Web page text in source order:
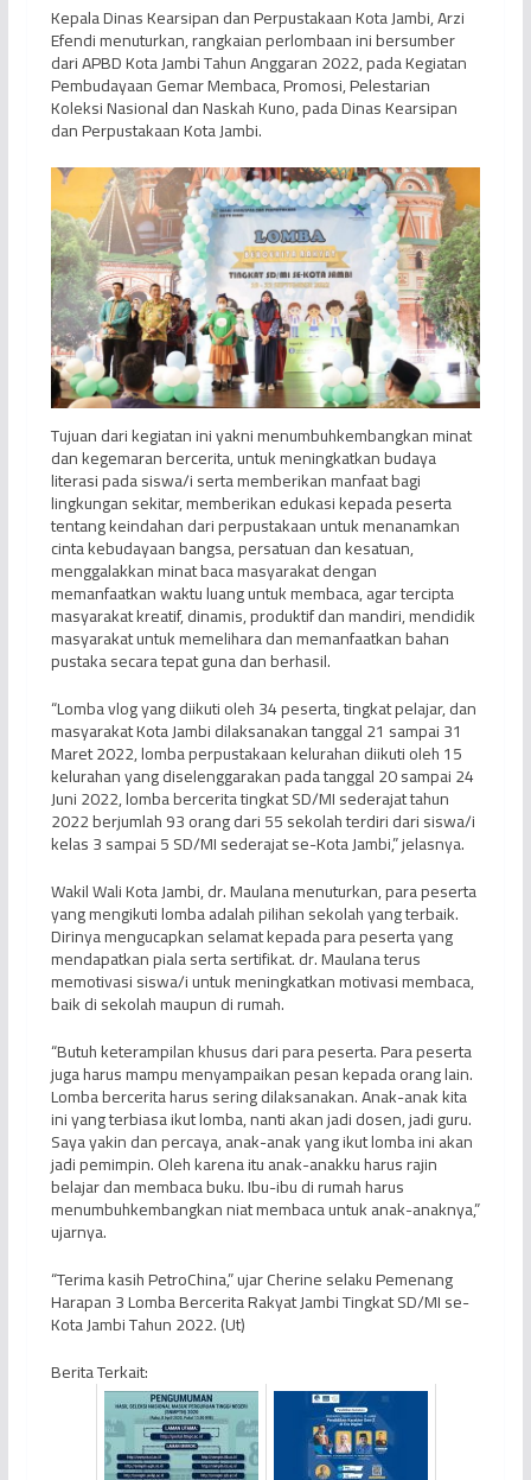
Kepala Dinas Kearsipan dan Perpustakaan Kota Jambi, Arzi
Efendi menuturkan, rangkaian perlombaan ini bersumber
dari APBD Kota Jambi Tahun Anggaran 2022, pada Kegiatan
Pembudayaan Gemar Membaca, Promosi, Pelestarian
Koleksi Nasional dan Naskah Kuno, pada Dinas Kearsipan
dan Perpustakaan Kota Jambi.
Tujuan dari kegiatan ini yakni menumbuhkembangkan minat
dan kegemaran bercerita, untuk meningkatkan budaya
literasi pada siswa/i serta memberikan manfaat bagi
lingkungan sekitar, memberikan edukasi kepada peserta
tentang keindahan dari perpustakaan untuk menanamkan
cinta kebudayaan bangsa, persatuan dan kesatuan,
menggalakkan minat baca masyarakat dengan
memanfaatkan waktu luang untuk membaca, agar tercipta
masyarakat kreatif, dinamis, produktif dan mandiri, mendidik
masyarakat untuk memelihara dan memanfaatkan bahan
pustaka secara tepat guna dan berhasil.
“Lomba vlog yang diikuti oleh 34 peserta, tingkat pelajar, dan
masyarakat Kota Jambi dilaksanakan tanggal 21 sampai 31
Maret 2022, lomba perpustakaan kelurahan diikuti oleh 15
kelurahan yang diselenggarakan pada tanggal 20 sampai 24
Juni 2022, lomba bercerita tingkat SD/MI sederajat tahun
2022 berjumlah 93 orang dari 55 sekolah terdiri dari siswa/i
kelas 3 sampai 5 SD/MI sederajat se-Kota Jambi,” jelasnya.
Wakil Wali Kota Jambi, dr. Maulana menuturkan, para peserta
yang mengikuti lomba adalah pilihan sekolah yang terbaik.
Dirinya mengucapkan selamat kepada para peserta yang
mendapatkan piala serta sertifikat. dr. Maulana terus
memotivasi siswa/i untuk meningkatkan motivasi membaca,
baik di sekolah maupun di rumah.
“Butuh keterampilan khusus dari para peserta. Para peserta
juga harus mampu menyampaikan pesan kepada orang lain.
Lomba bercerita harus sering dilaksanakan. Anak-anak kita
ini yang terbiasa ikut lomba, nanti akan jadi dosen, jadi guru.
Saya yakin dan percaya, anak-anak yang ikut lomba ini akan
jadi pemimpin. Oleh karena itu anak-anakku harus rajin
belajar dan membaca buku. Ibu-ibu di rumah harus
menumbuhkembangkan niat membaca untuk anak-anaknya,”
ujarnya.
“Terima kasih PetroChina,” ujar Cherine selaku Pemenang
Harapan 3 Lomba Bercerita Rakyat Jambi Tingkat SD/MI se-
Kota Jambi Tahun 2022. (Ut)
Berita Terkait: